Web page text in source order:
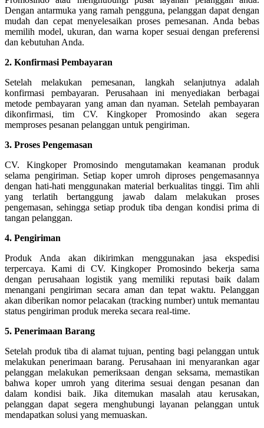
Dengan antarmuka yang ramah pengguna, pelanggan dapat dengan
mudah dan cepat menyelesaikan proses pemesanan. Anda bebas
memilih model, ukuran, dan warna koper sesuai dengan preferensi
dan kebutuhan Anda.
2. Konfirmasi Pembayaran
Setelah melakukan pemesanan, langkah selanjutnya adalah
konfirmasi pembayaran. Perusahaan ini menyediakan berbagai
metode pembayaran yang aman dan nyaman. Setelah pembayaran
dikonfirmasi, tim CV. Kingkoper Promosindo akan segera
memproses pesanan pelanggan untuk pengiriman.
3. Proses Pengemasan
CV. Kingkoper Promosindo mengutamakan keamanan produk
selama pengiriman. Setiap koper umroh diproses pengemasannya
dengan hati-hati menggunakan material berkualitas tinggi. Tim ahli
yang terlatih bertanggung jawab dalam melakukan proses
pengemasan, sehingga setiap produk tiba dengan kondisi prima di
tangan pelanggan.
4. Pengiriman
Produk Anda akan dikirimkan menggunakan jasa ekspedisi
terpercaya. Kami di CV. Kingkoper Promosindo bekerja sama
dengan perusahaan logistik yang memiliki reputasi baik dalam
menangani pengiriman secara aman dan tepat waktu. Pelanggan
akan diberikan nomor pelacakan (tracking number) untuk memantau
status pengiriman produk mereka secara real-time.
5. Penerimaan Barang
Setelah produk tiba di alamat tujuan, penting bagi pelanggan untuk
melakukan penerimaan barang. Perusahaan ini menyarankan agar
pelanggan melakukan pemeriksaan dengan seksama, memastikan
bahwa koper umroh yang diterima sesuai dengan pesanan dan
dalam kondisi baik. Jika ditemukan masalah atau kerusakan,
pelanggan dapat segera menghubungi layanan pelanggan untuk
mendapatkan solusi yang memuaskan.